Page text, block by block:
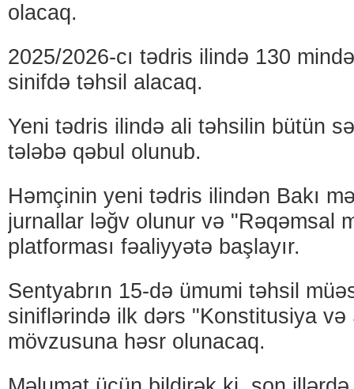
olacaq.
2025/2026-cı tədris ilində 130
sinifdə təhsil alacaq.
Yeni tədris ilində ali təhsilin bütün
tələbə qəbul olunub.
Həmçinin yeni tədris ilindən Bakı
jurnallar ləğv olunur və "Rəqəmsal
platforması fəaliyyətə başlayır.
Sentyabrın 15-də ümumi təhsil
siniflərində ilk dərs "Konstitusiya və
mövzusuna həsr olunacaq.